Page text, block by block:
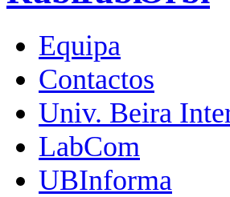
Equipa
Contactos
Univ. Beira
LabCom
UBInforma